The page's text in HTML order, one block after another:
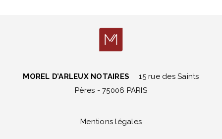
MOREL D’ARLEUX NOTAIRES
15 rue des Saints
Pères - 75006 PARIS
Mentions légales